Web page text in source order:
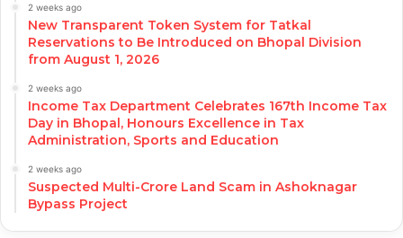
2 weeks ago
New Transparent Token System for Tatkal
Reservations to Be Introduced on Bhopal Division
from August 1, 2026
2 weeks ago
Income Tax Department Celebrates 167th Income Tax
Day in Bhopal, Honours Excellence in Tax
Administration, Sports and Education
2 weeks ago
Suspected Multi-Crore Land Scam in Ashoknagar
Bypass Project